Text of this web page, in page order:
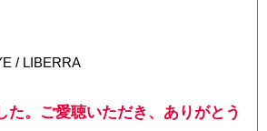
/ LIBERRA
た。ご愛聴いただき、ありがとう